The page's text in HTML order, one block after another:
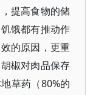
提高食物的储
饿都有推动作
的原因，更重
椒对肉品保存
草药（80%的